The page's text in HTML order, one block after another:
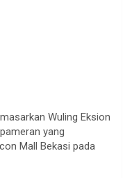
Wuling Eksion
yang
Mall Bekasi pada